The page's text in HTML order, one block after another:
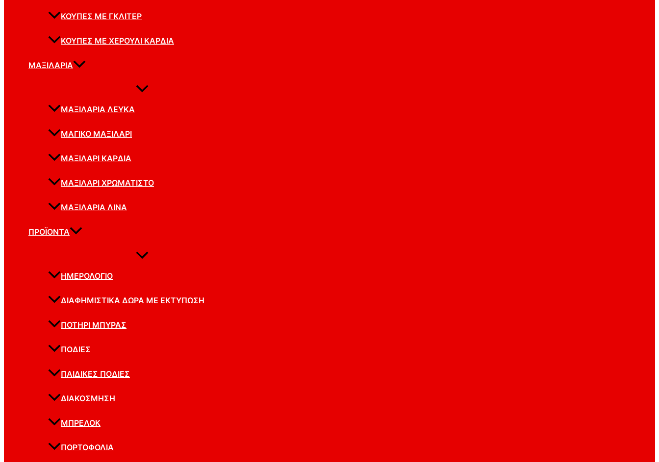
ΚΟΎΠΕΣ ΜΕ ΓΚΛΊΤΕΡ
ΚΟΎΠΕΣ ΜΕ ΧΕΡΟΎΛΙ ΚΑΡΔΙΆ
ΜΑΞΙΛΆΡΙΑ
ΜΑΞΙΛΆΡΙΑ ΛΕΥΚΆ
ΜΑΓΙΚΌ ΜΑΞΙΛΆΡΙ
ΜΑΞΙΛΆΡΙ ΚΑΡΔΙΆ
ΜΑΞΙΛΆΡΙ ΧΡΩΜΑΤΙΣΤΟ
ΜΑΞΙΛΆΡΙΑ ΛΙΝΆ
ΠΡΟΪΌΝΤΑ
ΗΜΕΡΟΛΌΓΙΟ
ΔΙΑΦΗΜΙΣΤΙΚΆ ΔΏΡΑ ΜΕ ΕΚΤΎΠΩΣΗ
ΠΟΤΉΡΙ ΜΠΎΡΑΣ
ΠΟΔΙΈΣ
ΠΑΙΔΙΚΈΣ ΠΟΔΙΈΣ
ΔΙΑΚΌΣΜΗΣΗ
ΜΠΡΕΛΌΚ
ΠΟΡΤΟΦΌΛΙΑ